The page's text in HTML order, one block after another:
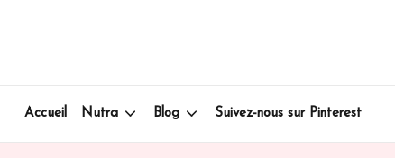
Accueil Nutra Blog Suivez-nous sur Pinterest